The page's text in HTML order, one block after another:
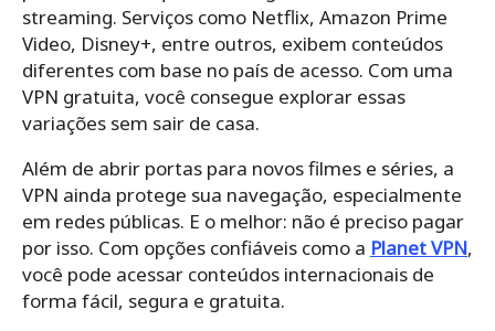
streaming. Serviços como Netflix, Amazon Prime
Video, Disney+, entre outros, exibem conteúdos
diferentes com base no país de acesso. Com uma
VPN gratuita, você consegue explorar essas
variações sem sair de casa.
Além de abrir portas para novos filmes e séries, a
VPN ainda protege sua navegação, especialmente
em redes públicas. E o melhor: não é preciso pagar
por isso. Com opções confiáveis como a Planet VPN,
você pode acessar conteúdos internacionais de
forma fácil, segura e gratuita.